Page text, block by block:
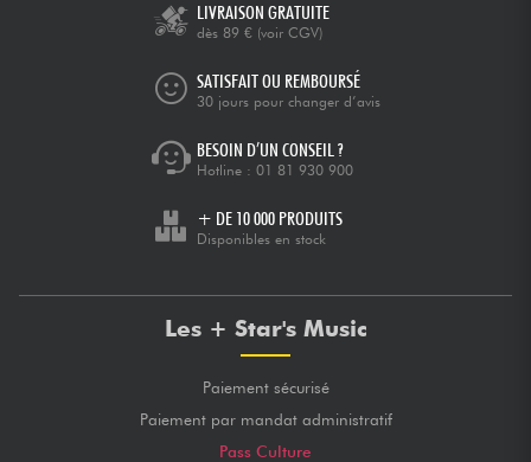
LIVRAISON GRATUITE
dès 89 € (voir CGV)
SATISFAIT OU REMBOURSÉ
30 jours pour changer d’avis
BESOIN D’UN CONSEIL ?
Hotline : 01 81 930 900
+ DE 10 000 PRODUITS
Disponibles en stock
Les + Star's Music
Paiement sécurisé
Paiement par mandat administratif
Pass Culture